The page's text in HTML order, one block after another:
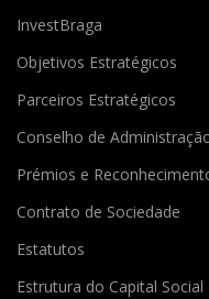
InvestBraga
Objetivos Estratégicos
Parceiros Estratégicos
Conselho de
Prémios e
Contrato de Sociedade
Estatutos
Estrutura do Capital Social